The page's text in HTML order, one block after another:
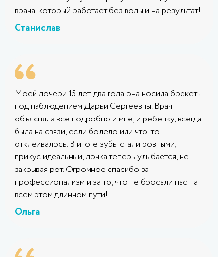
врача, который работает без воды и на результат!
Станислав
Моей дочери 15 лет, два года она носила брекеты
под наблюдением Дарьи Сергеевны. Врач
объясняла все подробно и мне, и ребенку, всегда
была на связи, если болело или что-то
отклеивалось. В итоге зубы стали ровными,
прикус идеальный, дочка теперь улыбается, не
закрывая рот. Огромное спасибо за
профессионализм и за то, что не бросали нас на
всем этом длинном пути!
Ольга